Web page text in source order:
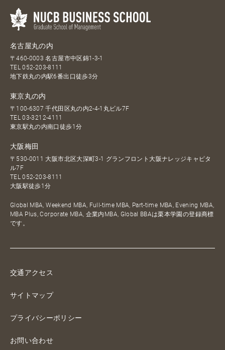
名古屋丸の内
〒460-0003 名古屋市中区錦1-3-1
TEL052-203-8111
地下鉄丸の内駅6番出口徒歩3分
東京丸の内
〒100-6307 千代田区丸の内2-4-1丸ビル7F
TEL03-3212-4111
東京駅丸の内南口徒歩1分
大阪梅田
〒530-0011 大阪市北区大深町3-1 グランフロント大阪ナレッジキャピタ
ル7F
TEL052-203-8111
大阪駅徒歩1分
Global MBA, Weekend MBA, Full-time MBA, Part-time MBA, Evening MBA,
MBA Plus, Corporate MBA, 企業内MBA, Global BBAは栗本学園の登録商標
です。
交通アクセス
サイトマップ
プライバシーポリシー
お問い合わせ